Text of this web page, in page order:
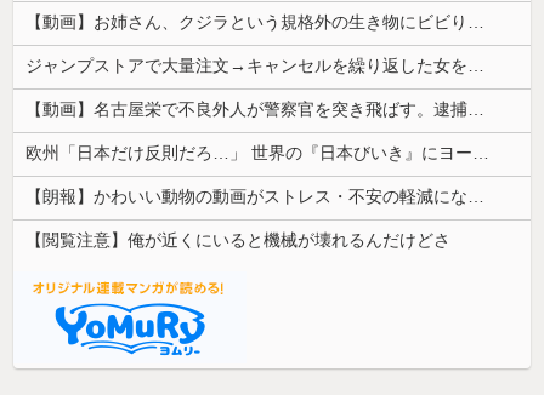
【動画】お姉さん、クジラという規格外の生き物にビビりまくる 【Pickup05164712】
ジャンプストアで大量注文→キャンセルを繰り返した女を逮捕 「注文で欲求が満たされた」総額43億円
【動画】名古屋栄で不良外人が警察官を突き飛ばす。逮捕しろやｗｗｗ
欧州「日本だけ反則だろ…」 世界の『日本びいき』にヨーロッパ全土から不満の声
【朗報】かわいい動物の動画がストレス・不安の軽減になる可能性。英大学の研究で実証
【閲覧注意】俺が近くにいると機械が壊れるんだけどさ